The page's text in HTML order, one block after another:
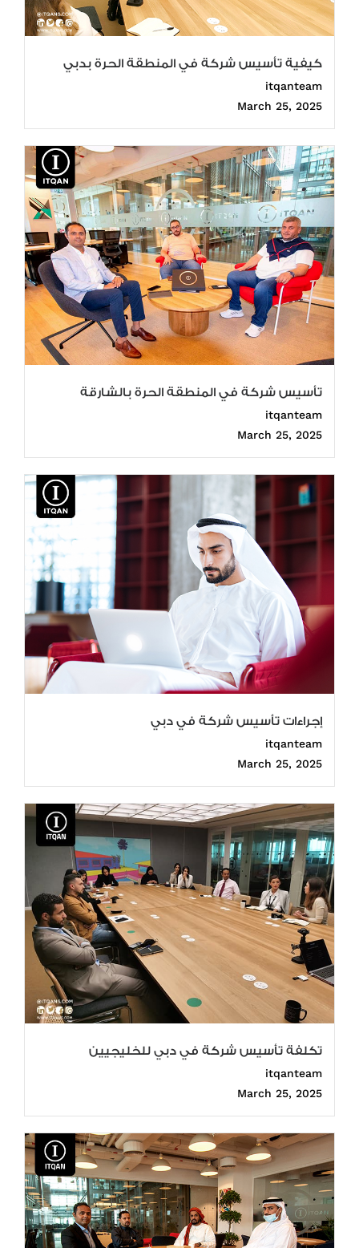
كيفية تأسيس شركة في المنطقة الحرة بدبي
itqanteam
March 25, 2025
تأسيس شركة في المنطقة الحرة بالشارقة
itqanteam
March 25, 2025
إجراءات تأسيس شركة في دبي
itqanteam
March 25, 2025
تكلفة تأسيس شركة في دبي للخليجيين
itqanteam
March 25, 2025